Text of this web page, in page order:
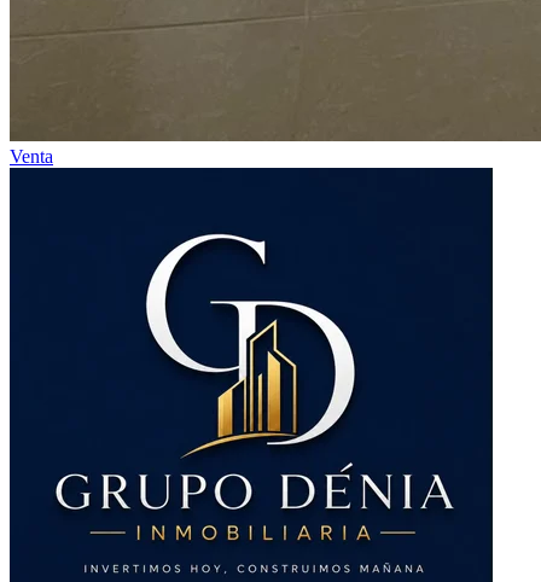
Venta